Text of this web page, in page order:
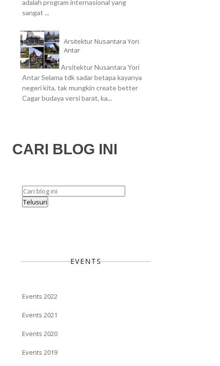
adalah program internasional yang
sangat ...
Arsitektur Nusantara Yori
Antar
Arsitektur Nusantara Yori
Antar Selama tdk sadar betapa kayanya
negeri kita, tak mungkin create better
Cagar budaya versi barat, ka...
CARI BLOG INI
EVENTS
Events 2022
Events 2021
Events 2020
Events 2019